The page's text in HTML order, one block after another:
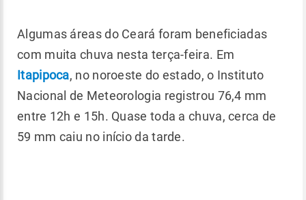
Algumas áreas do Ceará foram beneficiadas
com muita chuva nesta terça-feira. Em
Itapipoca, no noroeste do estado, o Instituto
Nacional de Meteorologia registrou 76,4 mm
entre 12h e 15h. Quase toda a chuva, cerca de
59 mm caiu no início da tarde.